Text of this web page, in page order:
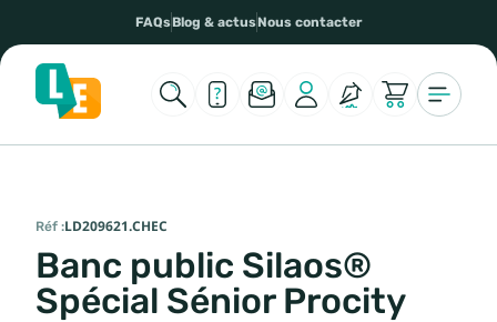
FAQsBlog & actusNous contacter
Réf :LD209621.CHEC
Banc public Silaos®
Spécial Sénior Procity